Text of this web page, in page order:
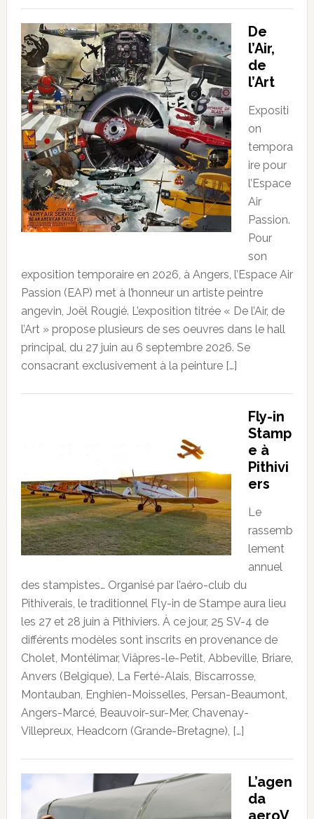
De
l’Air,
de
l’Art
Expositi
on
tempora
ire pour
l’Espace
Air
Passion.
Pour
son
exposition temporaire en 2026, à Angers, l’Espace Air
Passion (EAP) met à l’honneur un artiste peintre
angevin, Joël Rougié. L’exposition titrée « De l’Air, de
l’Art » propose plusieurs de ses oeuvres dans le hall
principal, du 27 juin au 6 septembre 2026. Se
consacrant exclusivement à la peinture […]
Fly-in
Stamp
e à
Pithivi
ers
Le
rassemb
lement
annuel
des stampistes… Organisé par l’aéro-club du
Pithiverais, le traditionnel Fly-in de Stampe aura lieu
les 27 et 28 juin à Pithiviers. À ce jour, 25 SV-4 de
différents modèles sont inscrits en provenance de
Cholet, Montélimar, Viâpres-le-Petit, Abbeville, Briare,
Anvers (Belgique), La Ferté-Alais, Biscarrosse,
Montauban, Enghien-Moisselles, Persan-Beaumont,
Angers-Marcé, Beauvoir-sur-Mer, Chavenay-
Villepreux, Headcorn (Grande-Bretagne), […]
L’agen
da
aeroV